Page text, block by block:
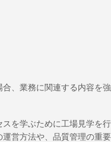
、業務に関連する内容を強
を学ぶために工場見学を行
営方法や、品質管理の重要